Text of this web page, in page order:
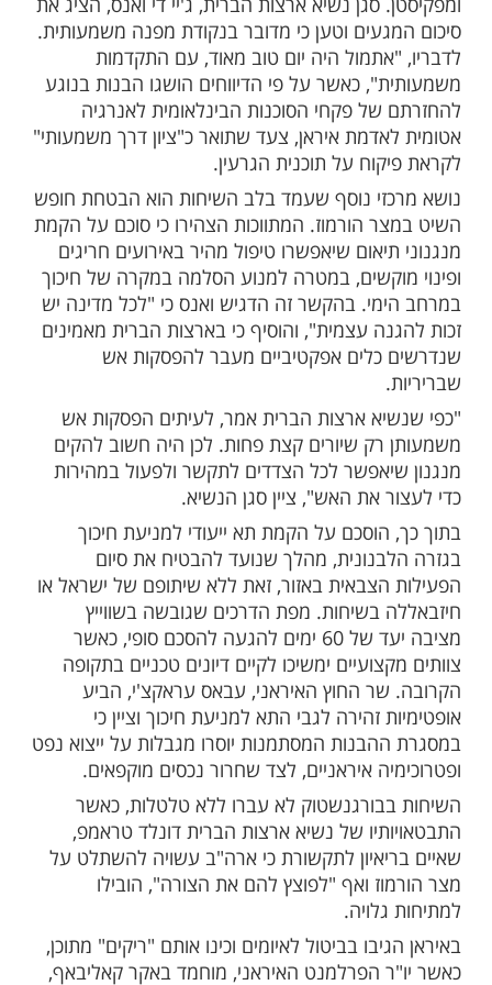
עוד תוכן חדש ומפתיע! התחברו לכל
שלנו בתהיליםבלחיצה כאן >>>​
רבת משתתפים ננעלה הלילה
שבשווייץ, כאשר במוקדה ניצבו דיונים בין
הברית ואיראן, בתיווכם של גורמים מקטאר
סגן נשיא ארצות הברית, ג'יי די ואנס, הציג את
וטען כי מדובר בנקודת מפנה משמעותית.
היה יום טוב מאוד, עם התקדמות
כאשר על פי הדיווחים הושגו הבנות בנוגע
פקחי הסוכנות הבינלאומית לאנרגיה
איראן, צעד שתואר כ"ציון דרך משמעותי"
על תוכנית הגרעין.
נוסף שעמד בלב השיחות הוא הבטחת חופש
הורמוז. המתווכות הצהירו כי סוכם על הקמת
שיאפשרו טיפול מהיר באירועים חריגים
במטרה למנוע הסלמה במקרה של חיכוך
בהקשר זה הדגיש ואנס כי "לכל מדינה יש
עצמית", והוסיף כי בארצות הברית מאמינים
כלים אפקטיביים מעבר להפסקות אש
ארצות הברית אמר, לעיתים הפסקות אש
שיורים קצת פחות. לכן היה חשוב להקים
לכל הצדדים לתקשר ולפעול במהירות
את האש", ציין סגן הנשיא.
על הקמת תא ייעודי למניעת חיכוך
מהלך שנועד להבטיח את סיום
באזור, זאת ללא שיתופם של ישראל או